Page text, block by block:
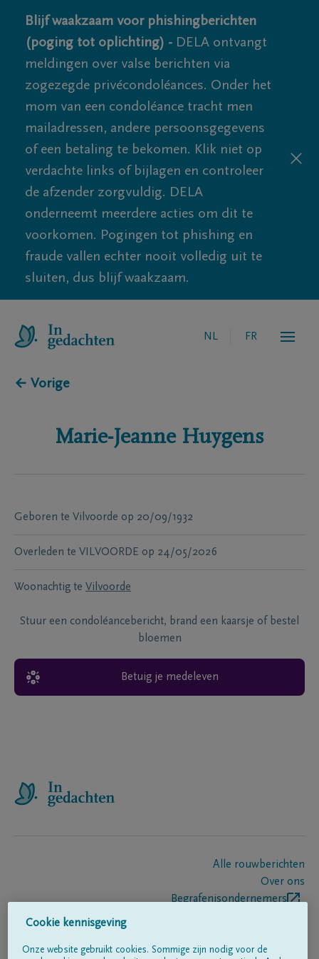
Blijf waakzaam voor phishingberichten
(poging tot oplichting) - DELA ontvangt
meldingen over valse berichten via
zogezegde privécondoléances. Onder het
mom van een condoléance tracht men
mailadressen, andere persoonsgegevens
of een betaling te bekomen. Klik niet op
verdachte links of bijlagen en controleer
de afzender zorgvuldig. DELA
onderneemt meerdere acties om dit te
voorkomen. Pogingen tot phishing en
fraude vallen echter nooit volledig uit te
sluiten, dus blijf waakzaam.
NL FR
← Vorige
Marie-Jeanne Huygens
Geboren te Vilvoorde op 20/09/1932
Overleden te VILVOORDE op 24/05/2026
Woonachtig te Vilvoorde
Stuur een condoléancebericht, brand een kaarsje of bestel
bloemen
Betuig je medeleven
Alle rouwberichten
Over ons
Begrafenisondernemers
Cookie kennisgeving
Onze website gebruikt cookies. Sommige zijn nodig voor de